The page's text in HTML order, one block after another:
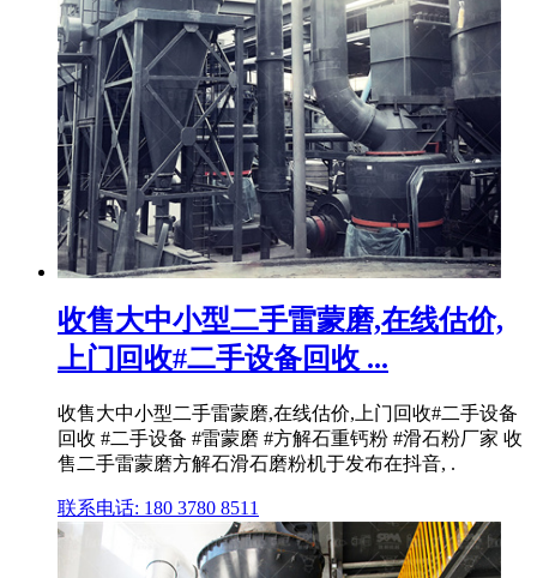
收售大中小型二手雷蒙磨,在线估价,
上门回收#二手设备回收 ...
收售大中小型二手雷蒙磨,在线估价,上门回收#二手设备
回收 #二手设备 #雷蒙磨 #方解石重钙粉 #滑石粉厂家 收
售二手雷蒙磨方解石滑石磨粉机于发布在抖音, .
联系电话: 180 3780 8511